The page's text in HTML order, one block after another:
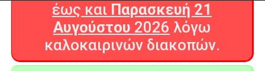
έως και Παρασκευή 21
Αυγούστου 2026 λόγω
καλοκαιρινών διακοπών.